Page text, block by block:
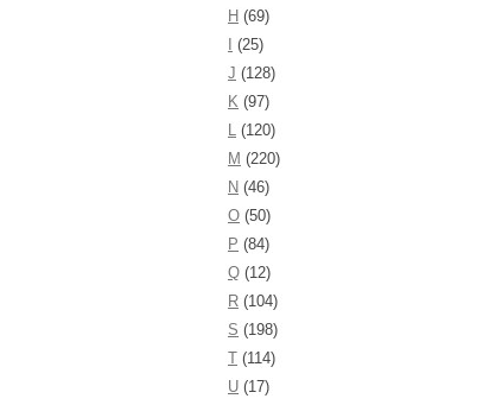
H (69)
(25)
J (128)
K (97)
L (120)
M (220)
N (46)
O (50)
P (84)
Q (12)
R (104)
S (198)
T (114)
U (17)